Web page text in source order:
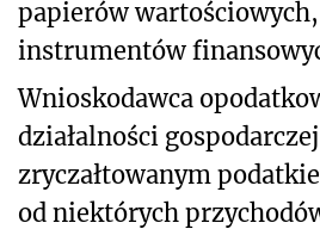
papierów
instrumentów
Wnioskodawca
działalności gospodarczej
zryczałtowanym
od niektórych